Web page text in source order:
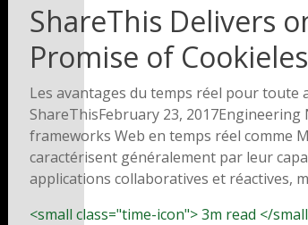
ShareThis Delivers
Promise of
Solutions
Les avantages du temps réel pour toute
ShareThisFebruary 23, 2017Engineering
frameworks Web en temps réel comme
caractérisent généralement par leur
applications collaboratives et réactives,
<small class="time-icon"> 3m read </